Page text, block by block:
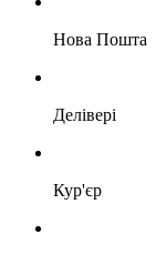
Нова Пошта
Делівері
Кур'єр